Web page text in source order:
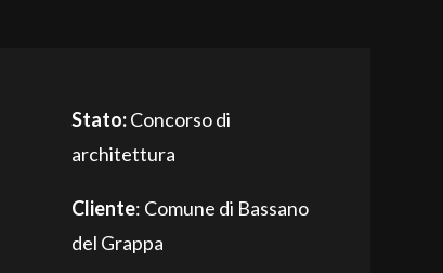
Stato:Concorso di
architettura
Cliente: Comune di Bassano
del Grappa